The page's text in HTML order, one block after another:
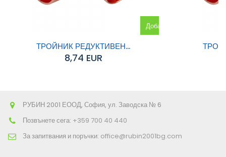
Добавяне
ТРОЙНИК РЕДУКТИВЕН...
8,74 EUR
РУБИН 2001 ЕООД, София, ул. Заводска № 6
Позвънете сега: +359 700 40 440
За запитвания и поръчки: office@rubin2001bg.com